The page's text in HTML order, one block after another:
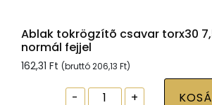
Ablak tokrögzítõ csavar torx30
normál fejjel
162,31 Ft (bruttó206,13 Ft)
-
Ablak
+